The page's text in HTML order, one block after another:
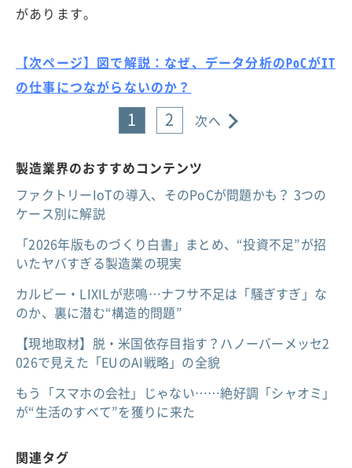
があります。
【次ページ】図で解説：なぜ、データ分析のPoCがIT
の仕事につながらないのか？
1 2 次へ
製造業界のおすすめコンテンツ
ファクトリーIoTの導入、そのPoCが問題かも？ 3つの
ケース別に解説
「2026年版ものづくり白書」まとめ、“投資不足”が招
いたヤバすぎる製造業の現実
カルビー・LIXILが悲鳴…ナフサ不足は「騒ぎすぎ」な
のか、裏に潜む“構造的問題”
【現地取材】脱・米国依存目指す？ハノーバーメッセ2
026で見えた「EUのAI戦略」の全貌
もう「スマホの会社」じゃない……絶好調「シャオミ」
が“生活のすべて”を獲りに来た
関連タグ